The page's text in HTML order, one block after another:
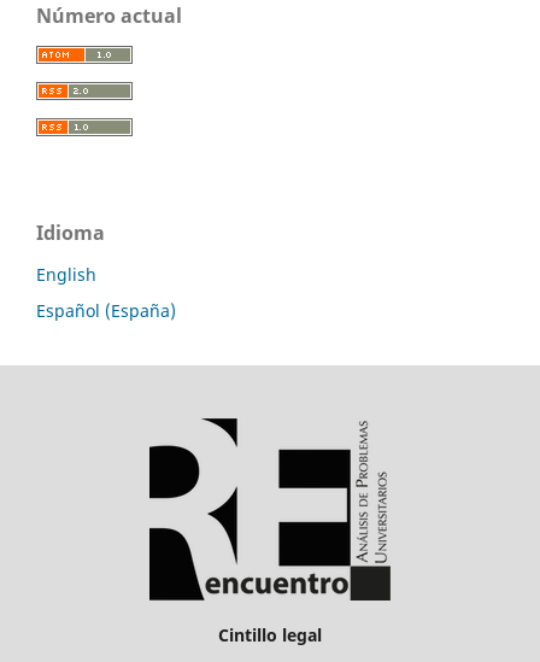
Número actual
Idioma
English
Español (España)
Cintillo legal